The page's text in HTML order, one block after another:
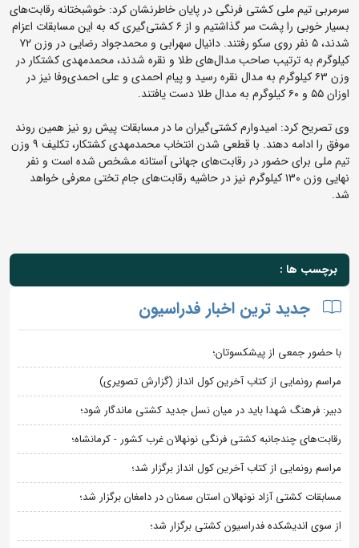
سرمربی تیم ملی کشتی فرنگی در پایان خاطرنشان کرد: خوشبختانه رقابت‌های
بسیار خوبی را پشت سر گذاشتیم و از ۶ کشتی‌گیری که به این مسابقات اعزام
شدند، ۵ نفر روی سکو رفتند. دانیال سهرابی و محمدجواد رضایی در وزن ۷۲
کیلوگرم به ترتیب صاحب مدال‌های طلا و نقره شدند، محمدمهدی کشتکار در
وزن ۶۳ کیلوگرم به مدال نقره رسید و پیام احمدی و علی احمدی‌وفا نیز در
اوزان ۵۵ و ۶۰ کیلوگرم به مدال طلا دست یافتند.
وی تصریح کرد: امیدوارم کشتی‌گیران ما در مسابقات پیش رو نیز همین روند
موفق را ادامه دهند. با قطعی شدن انتخاب محمدمهدی کشتکار، تکلیف ۹ وزن
تیم ملی برای حضور در رقابت‌های جهانی آستانه مشخص شده است و نفر
نهایی وزن ۱۳۰ کیلوگرم نیز در حاشیه رقابت‌های جام تختی معرفی خواهد
شد.
برچسب ها :
جدید ترین اخبار فدراسیون
با حضور جمعی از پیشکسوتان؛
مراسم رونمایی از کتاب آخرین کول انداز (گزارش تصویری)
دبیر: فرهنگ شهدا باید در میان نسل جدید کشتی ماندگار شود؛
رقابت‌های چندجانبه کشتی فرنگی نونهالان غرب کشور - کرمانشاه؛
مراسم رونمایی از کتاب آخرین کول انداز برگزار شد؛
مسابقات کشتی آزاد نونهالان استان سمنان در دامغان برگزار شد؛
از سوی اندیشکده فدراسیون کشتی برگزار شد؛